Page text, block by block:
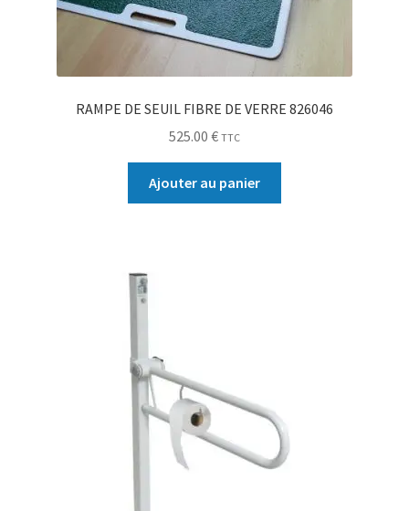
RAMPE DE SEUIL FIBRE DE VERRE 826046
525.00 € TTC
Ajouter au panier